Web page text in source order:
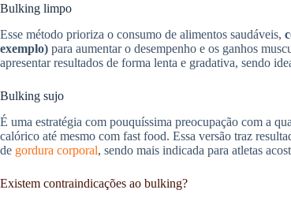
Bulking limpo
Esse método prioriza o consumo de alimentos saudáveis,
exemplo) para aumentar o desempenho e os ganhos
apresentar resultados de forma lenta e gradativa, sendo
Bulking sujo
É uma estratégia com pouquíssima preocupação com a
calórico até mesmo com fast food. Essa versão traz
de gordura corporal, sendo mais indicada para atletas
Existem contraindicações ao bulking?